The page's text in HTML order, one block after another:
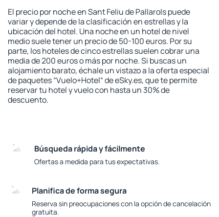
El precio por noche en Sant Feliu de Pallarols puede
variar y depende de la clasificación en estrellas y la
ubicación del hotel. Una noche en un hotel de nivel
medio suele tener un precio de 50-100 euros. Por su
parte, los hoteles de cinco estrellas suelen cobrar una
media de 200 euros o más por noche. Si buscas un
alojamiento barato, échale un vistazo a la oferta especial
de paquetes “Vuelo+Hotel“ de eSky.es, que te permite
reservar tu hotel y vuelo con hasta un 30% de
descuento.
Búsqueda rápida y fácilmente
Ofertas a medida para tus expectativas.
Planifica de forma segura
Reserva sin preocupaciones con la opción de cancelación
gratuita.